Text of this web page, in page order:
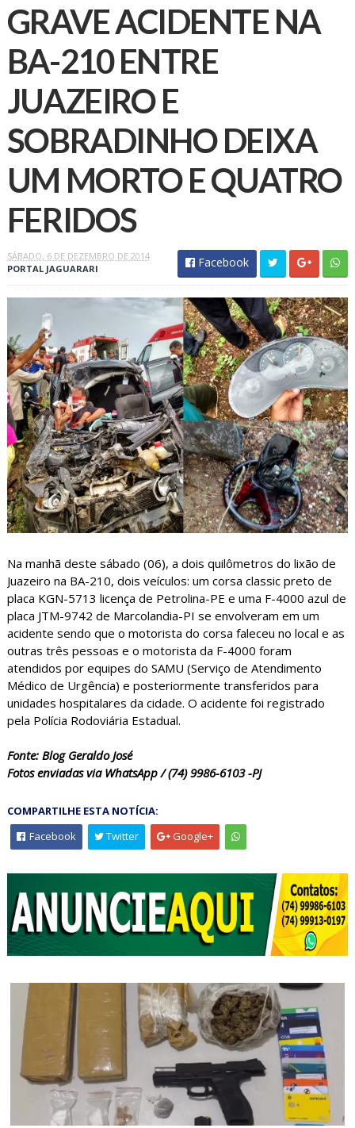
GRAVE ACIDENTE NA
BA-210 ENTRE
JUAZEIRO E
SOBRADINHO DEIXA
UM MORTO E QUATRO
FERIDOS
SÁBADO, 6 DE DEZEMBRO DE 2014
PORTAL JAGUARARI
Facebook
Na manhã deste sábado (06), a dois quilômetros do lixão de
Juazeiro na BA-210, dois veículos: um corsa classic preto de
placa KGN-5713 licença de Petrolina-PE e uma F-4000 azul de
placa JTM-9742 de Marcolandia-PI se envolveram em um
acidente sendo que o motorista do corsa faleceu no local e as
outras três pessoas e o motorista da F-4000 foram
atendidos por equipes do SAMU (Serviço de Atendimento
Médico de Urgência) e posteriormente transferidos para
unidades hospitalares da cidade. O acidente foi registrado
pela Polícia Rodoviária Estadual.
Fonte: Blog Geraldo José
Fotos enviadas via WhatsApp / (74) 9986-6103 -PJ
COMPARTILHE ESTA NOTÍCIA:
Facebook
Twitter Google+